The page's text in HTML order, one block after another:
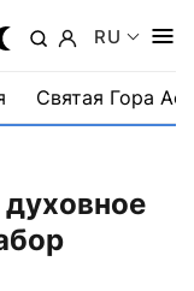
RU
Святая Гора